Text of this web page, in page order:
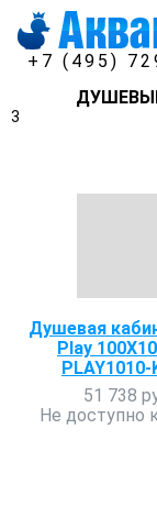
+7 (495)
3
Душевая
Play
PLAY1010-
51 738
Не доступно